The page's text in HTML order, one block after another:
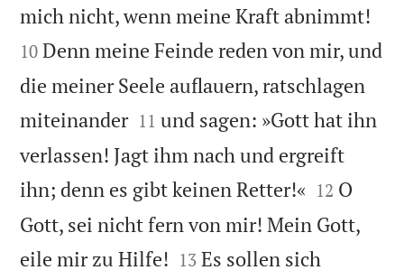
mich nicht, wenn meine Kraft abnimmt!
10 Denn meine Feinde reden von mir, und
die meiner Seele auflauern, ratschlagen
miteinander
11 und sagen: »Gott hat ihn
verlassen! Jagt ihm nach und ergreift
ihn; denn es gibt keinen Retter!« 

12 O
Gott, sei nicht fern von mir! Mein Gott,
eile mir zu Hilfe! 

13 Es sollen sich